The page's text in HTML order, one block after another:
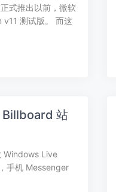
式推出以前，微软
v11 测试版。 而这
站
Windows Live
手机 Messenger